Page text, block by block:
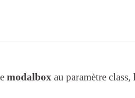
modalbox au paramètre